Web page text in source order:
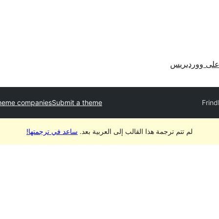
ووردبريس
Submit a theme
companies
لم تتم ترجمة هذا القالب إلى العربية بعد. ساعد في ترجمتها!